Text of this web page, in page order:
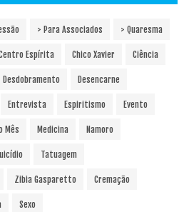
> Para Associados > Quaresma
Espírita Chico Xavier Ciência
Desdobramento Desencarne
Entrevista Espiritismo Evento
Mês Medicina Namoro
Tatuagem
Zibia Gasparetto Cremação
Sexo